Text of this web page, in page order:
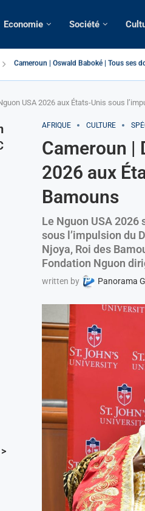
Economie Société
France | Gangsterisme diplomatique: La
USA 2026 aux États-Unis sous
AFRIQUE CULTURE
Cameroun |
2026 aux
Bamouns
Le Nguon USA
sous l’impulsion du
Njoya, Roi des
Fondation Nguon
written by Panorama